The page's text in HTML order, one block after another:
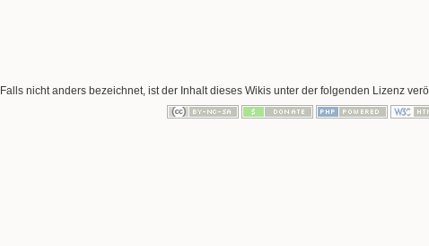
Falls nicht anders bezeichnet, ist der Inhalt dieses Wikis unter der folgenden Lizenz